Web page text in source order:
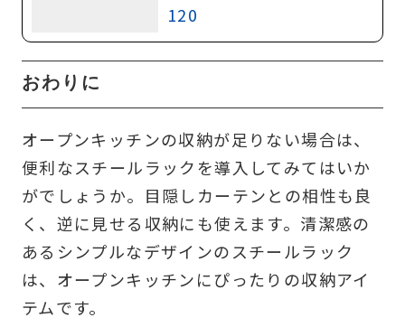
120
おわりに
オープンキッチンの収納が足りない場合は、
便利なスチールラックを導入してみてはいか
がでしょうか。目隠しカーテンとの相性も良
く、逆に見せる収納にも使えます。清潔感の
あるシンプルなデザインのスチールラック
は、オープンキッチンにぴったりの収納アイ
テムです。